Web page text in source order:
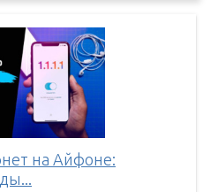
на Айфоне: